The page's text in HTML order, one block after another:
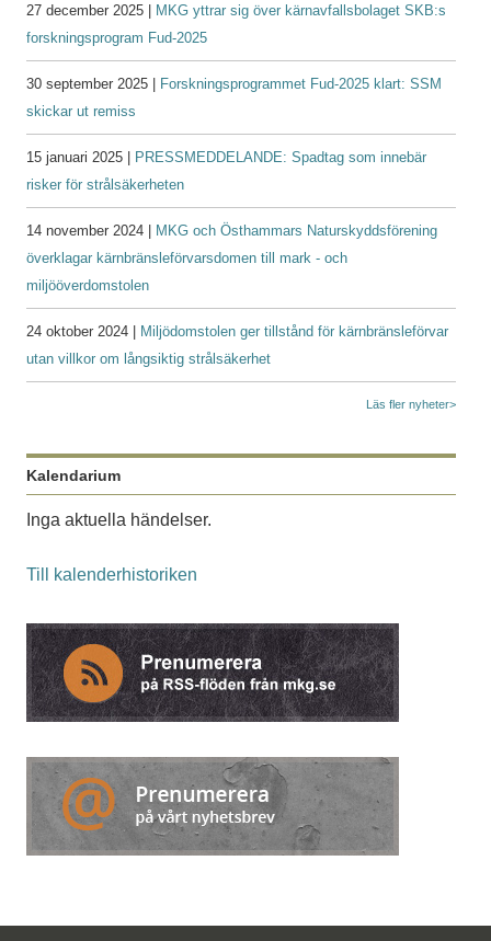
27 december 2025 |
MKG yttrar sig över kärnavfallsbolaget SKB:s
forskningsprogram Fud-2025
30 september 2025 |
Forskningsprogrammet Fud-2025 klart: SSM
skickar ut remiss
15 januari 2025 |
PRESSMEDDELANDE: Spadtag som innebär
risker för strålsäkerheten
14 november 2024 |
MKG och Östhammars Naturskyddsförening
överklagar kärnbränsleförvarsdomen till mark - och
miljööverdomstolen
24 oktober 2024 |
Miljödomstolen ger tillstånd för kärnbränsleförvar
utan villkor om långsiktig strålsäkerhet
Läs fler nyheter>
Kalendarium
Inga aktuella händelser.
Till kalenderhistoriken